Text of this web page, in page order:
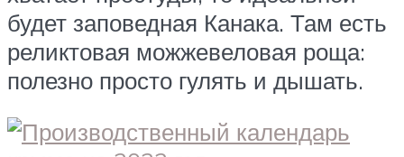
будет заповедная Канака. Там есть
реликтовая можжевеловая роща:
полезно просто гулять и дышать.